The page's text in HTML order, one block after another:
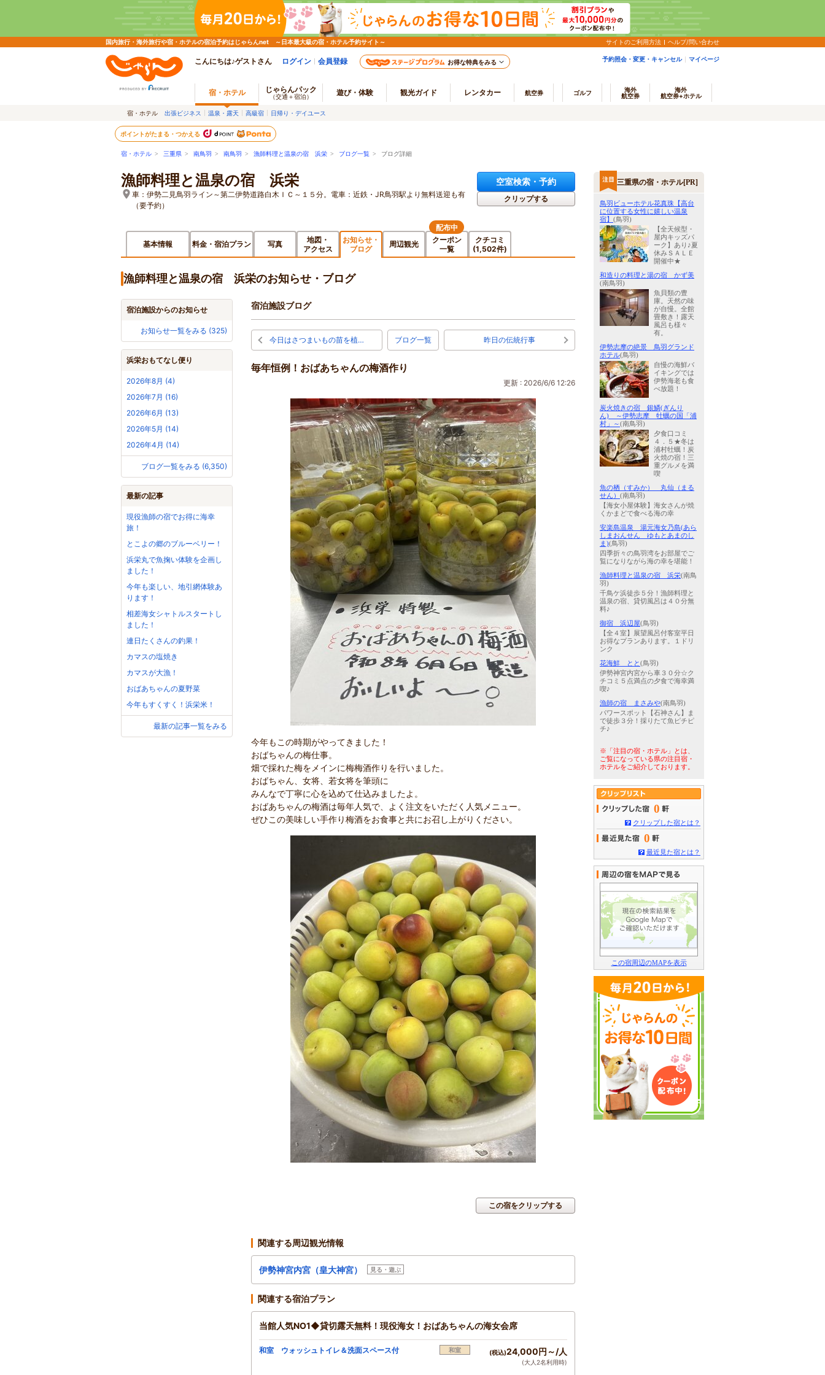
国内旅行・海外旅行や宿・ホテルの宿泊予約はじゃらんnet ～日本最大級の宿・ホテル予約サイト～ サイトのご利用方法 ヘルプ/問い合わせ
こんにちは♪ゲストさん ログイン 会員登録 お得な特典をみる 予約照会・変更・キャンセル マイページ
宿・ホテル じゃらんパック
（交通＋宿泊） 遊び・体験 観光ガイド レンタカー 航空券 ゴルフ
海外
航空券
海外
航空券+ホテル
宿・ホテル 出張ビジネス 温泉・露天 高級宿 日帰り・デイユース
ポイントがたまる・つかえる
宿・ホテル > 三重県 > 南鳥羽 > 南鳥羽 > 漁師料理と温泉の宿 浜栄 > ブログ一覧 > ブログ詳細
漁師料理と温泉の宿 浜栄
車：伊勢二見鳥羽ライン～第二伊勢道路白木ＩＣ～１５分。電車：近鉄・JR鳥羽駅より無料送迎も有
（要予約）
空室検索・予約
クリップする
基本情報 料金・宿泊プラン 写真
地図・
アクセス
お知らせ・
ブログ
周辺観光
クーポン
一覧
配布中
クチコミ
(1,502件)
漁師料理と温泉の宿 浜栄のお知らせ・ブログ
宿泊施設からのお知らせ
お知らせ一覧をみる (325)
浜栄おもてなし便り
2026年8月 (4)
2026年7月 (16)
2026年6月 (13)
2026年5月 (14)
2026年4月 (14)
ブログ一覧をみる (6,350)
最新の記事
現役漁師の宿でお得に海幸
旅！
とこよの郷のブルーベリー！
浜栄丸で魚掬い体験を企画し
ました！
今年も楽しい、地引網体験あ
ります！
相差海女シャトルスタートし
ました！
連日たくさんの釣果！
カマスの塩焼き
カマスが大漁！
おばあちゃんの夏野菜
今年もすくすく！浜栄米！
最新の記事一覧をみる
宿泊施設ブログ
今日はさつまいもの苗を植… ブログ一覧 昨日の伝統行事
毎年恒例！おばあちゃんの梅酒作り
更新 : 2026/6/6 12:26
今年もこの時期がやってきました！
おばちゃんの梅仕事。
畑で採れた梅をメインに梅梅酒作りを行いました。
おばちゃん、女将、若女将を筆頭に
みんなで丁寧に心を込めて仕込みましたよ。
おばあちゃんの梅酒は毎年人気で、よく注文をいただく人気メニュー。
ぜひこの美味しい手作り梅酒をお食事と共にお召し上がりください。
この宿をクリップする
関連する周辺観光情報
伊勢神宮内宮（皇大神宮） 見る・遊ぶ
関連する宿泊プラン
当館人気NO1◆貸切露天無料！現役海女！おばあちゃんの海女会席
和室 ウォッシュトイレ＆洗面スペース付 和室 (税込)24,000円～/人
(大人2名利用時)
三重県の宿・ホテル[PR]
鳥羽ビューホテル花真珠【高台
に位置する女性に嬉しい温泉
宿】 (鳥羽)
【全天候型・
屋内キッズパ
ーク】あり♪夏
休みＳＡＬＥ
開催中★
和造りの料理と湯の宿 かず美
(南鳥羽)
魚貝類の豊
庫。天然の味
が自慢。全館
畳敷き！露天
風呂も様々
有。
伊勢志摩の絶景 鳥羽グランド
ホテル(鳥羽)
自慢の海鮮バ
イキングでは
伊勢海老も食
べ放題！
炭火焼きの宿 銀鱗(ぎんり
ん) ～伊勢志摩 牡蠣の国「浦
村」～(南鳥羽)
夕食口コミ
４．５★冬は
浦村牡蠣！炭
火焼の宿！三
重グルメを満
喫
魚の栖（すみか） 丸仙（まる
せん） (南鳥羽)
【海女小屋体験】海女さんが焼
くかまどで食べる海の幸
安楽島温泉 湯元海女乃島(あら
しまおんせん ゆもとあまのし
ま)(鳥羽)
四季折々の鳥羽湾をお部屋でご
覧になりながら海の幸を堪能！
漁師料理と温泉の宿 浜栄(南鳥
羽)
千鳥ケ浜徒歩５分！漁師料理と
温泉の宿、貸切風呂は４０分無
料♪
御宿 浜辺屋(鳥羽)
【全４室】展望風呂付客室平日
お得なプランあります。１ドリ
ンク
花海鮮 とと(鳥羽)
伊勢神宮内宮から車３０分☆ク
チコミ５点満点の夕食で海幸満
喫♪
漁師の宿 まさみや(南鳥羽)
パワースポット【石神さん】ま
で徒歩３分！採りたて魚ピチピ
チ♪
※「注目の宿・ホテル」とは、
ご覧になっている県の注目宿・
ホテルをご紹介しております。
0
クリップした宿とは？
0
最近見た宿とは？
この宿周辺のMAPを表示